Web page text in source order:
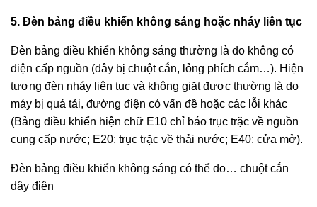
5. Đèn bảng điều khiển không sáng hoặc nháy liên tục
Đèn bảng điều khiển không sáng thường là do không có
điện cấp nguồn (dây bị chuột cắn, lỏng phích cắm…). Hiện
tượng đèn nháy liên tục và không giặt được thường là do
máy bị quá tải, đường điện có vấn đề hoặc các lỗi khác
(Bảng điều khiển hiện chữ E10 chỉ báo trục trặc về nguồn
cung cấp nước; E20: trục trặc về thải nước; E40: cửa mở).
Đèn bảng điều khiển không sáng có thể do… chuột cắn
dây điện